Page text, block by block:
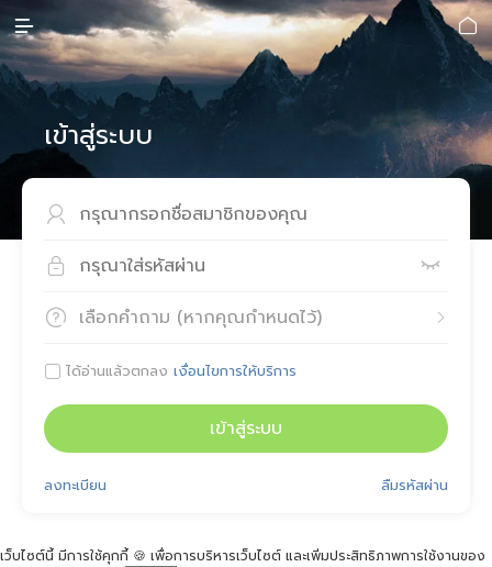
 
เข้าสู่ระบบ

 
 
เลือกคำถาม (หากคุณกำหนดไว้)
 ได้อ่านแล้วตกลง เงื่อนไขการให้บริการ
เข้าสู่ระบบ
ลืมรหัสผ่าน
ลงทะเบียน
เว็บไซต์นี้ มีการใช้คุกกี้ 🍪 เพื่อการบริหารเว็บไซต์ และเพิ่มประสิทธิภาพการใช้งานของ